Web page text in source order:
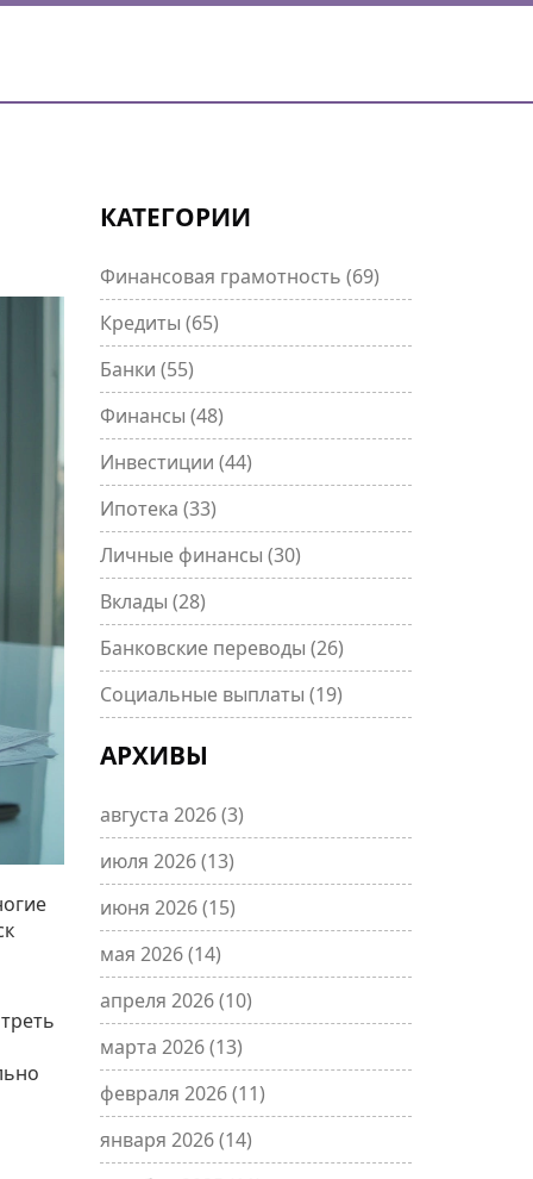
КАТЕГОРИИ
Финансовая грамотность (69)
Кредиты (65)
Банки (55)
Финансы (48)
Инвестиции (44)
Ипотека (33)
Личные финансы (30)
Вклады (28)
Банковские переводы (26)
Социальные выплаты (19)
АРХИВЫ
августа 2026(3)
июля 2026(13)
июня 2026(15)
мая 2026(14)
апреля 2026(10)
марта 2026(13)
февраля 2026(11)
января 2026(14)